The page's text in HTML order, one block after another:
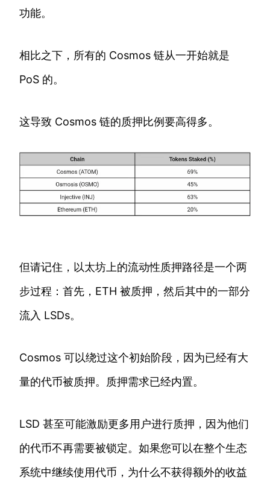
功能。
相比之下，所有的 Cosmos 链从一开始就是
PoS 的。
这导致 Cosmos 链的质押比例要高得多。
但请记住，以太坊上的流动性质押路径是一个两
步过程：首先，ETH 被质押，然后其中的一部分
流入 LSDs。
Cosmos 可以绕过这个初始阶段，因为已经有大
量的代币被质押。质押需求已经内置。
LSD 甚至可能激励更多用户进行质押，因为他们
的代币不再需要被锁定。如果您可以在整个生态
系统中继续使用代币，为什么不获得额外的收益